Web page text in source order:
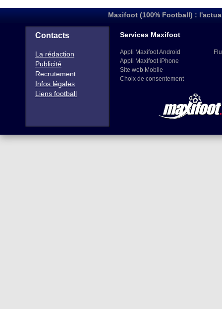
Maxifoot (100% Football) :
Contacts
La rédaction
Publicité
Recrutement
Infos légales
Liens football
Services Maxifoot
Appli Maxifoot Android
Appli Maxifoot iPhone
Site web Mobile
Choix de consentement